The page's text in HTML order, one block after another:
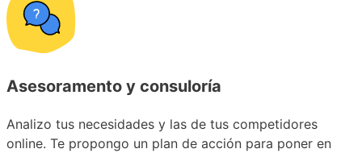
Asesoramento y consuloría
Analizo tus necesidades y las de tus competidores
online. Te propongo un plan de acción para poner en